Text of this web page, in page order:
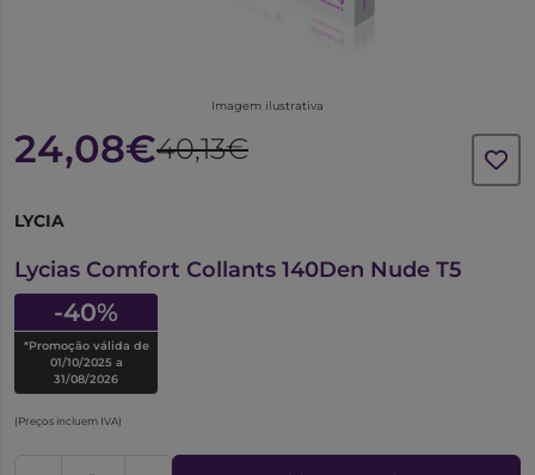
Imagem ilustrativa
24,08€40,13€
LYCIA
Lycias Comfort Collants 140Den Nude T5
-40%
*Promoção válida de
01/10/2025 a
31/08/2026
(Preços incluem IVA)